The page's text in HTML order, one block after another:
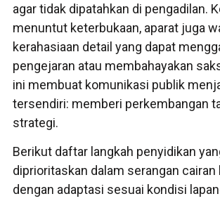
agar tidak dipatahkan di pengadilan.
menuntut keterbukaan, aparat juga
kerahasiaan detail yang dapat
pengejaran atau membahayakan
ini membuat komunikasi publik
tersendiri: memberi perkembangan
strategi.
Berikut daftar langkah penyidikan
diprioritaskan dalam serangan cairan
dengan adaptasi sesuai kondisi